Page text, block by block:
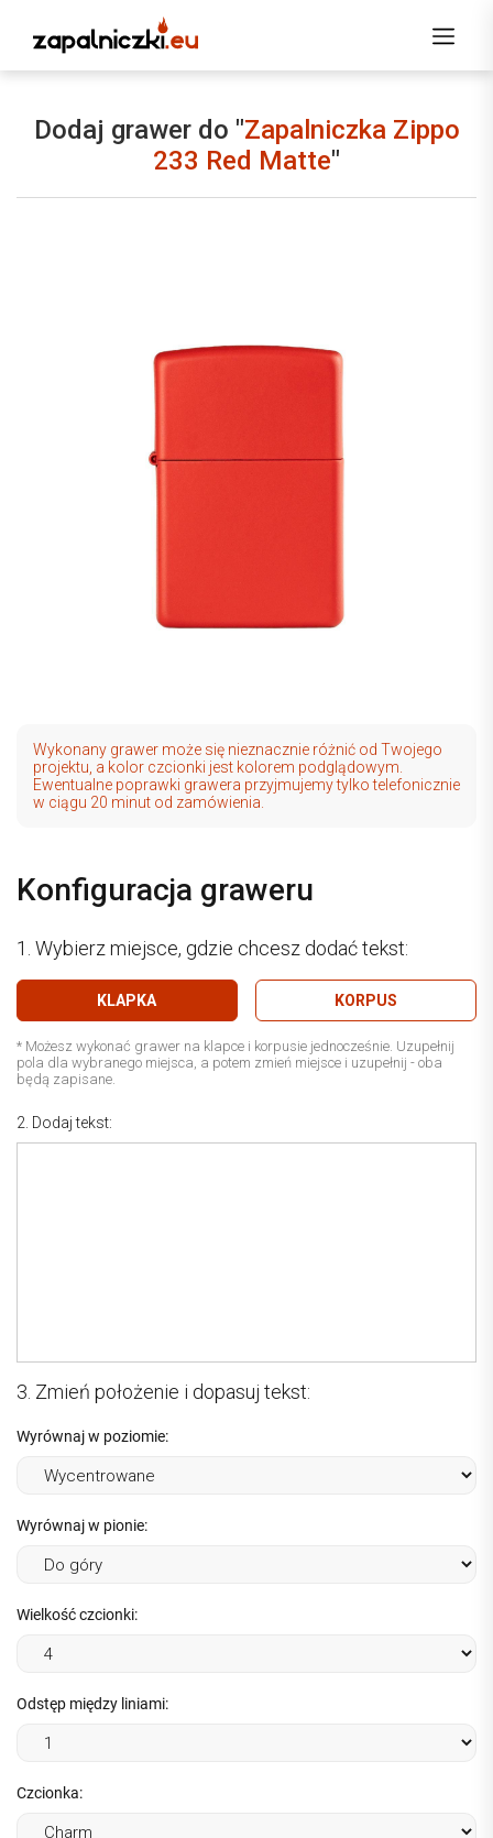
Dodaj grawer do "Zapalniczka Zippo
233 Red Matte"
Wykonany grawer może się nieznacznie różnić od Twojego
projektu, a kolor czcionki jest kolorem podglądowym.
Ewentualne poprawki grawera przyjmujemy tylko telefonicznie
w ciągu 20 minut od zamówienia.
Konfiguracja graweru
1. Wybierz miejsce, gdzie chcesz dodać tekst:
KLAPKA KORPUS
* Możesz wykonać grawer na klapce i korpusie jednocześnie. Uzupełnij
pola dla wybranego miejsca, a potem zmień miejsce i uzupełnij - oba
będą zapisane.
2. Dodaj tekst:
3. Zmień położenie i dopasuj tekst:
Wyrównaj w poziomie:
Wyrównaj w pionie:
Wielkość czcionki:
Odstęp między liniami:
Czcionka: